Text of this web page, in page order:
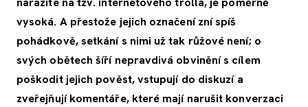
vysoká. A přestože jejich označení zní spíš
pohádkově, setkání s nimi už tak růžové není; o
svých obětech šíří nepravdivá obvinění s cílem
poškodit jejich pověst, vstupují do diskuzí a
zveřejňují komentáře, které mají narušit konverzaci